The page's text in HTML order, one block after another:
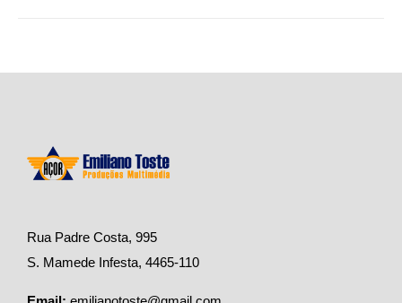
Rua Padre Costa, 995
S. Mamede Infesta, 4465-110